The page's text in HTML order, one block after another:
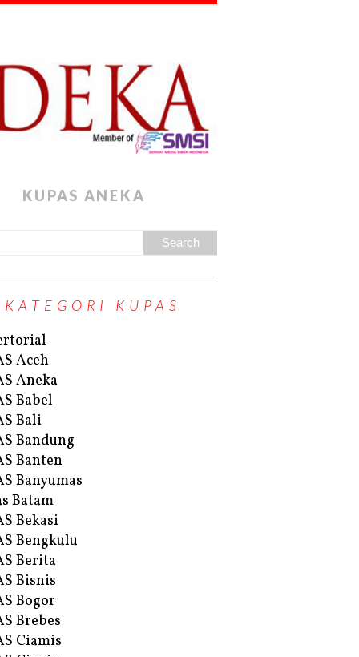
KUPAS ANEKA
KATEGORI KUPAS
Aceh
Aneka
Babel
Bali
Bandung
Banten
Banyumas
Batam
Bekasi
Bengkulu
Berita
Bisnis
Bogor
Brebes
Ciamis